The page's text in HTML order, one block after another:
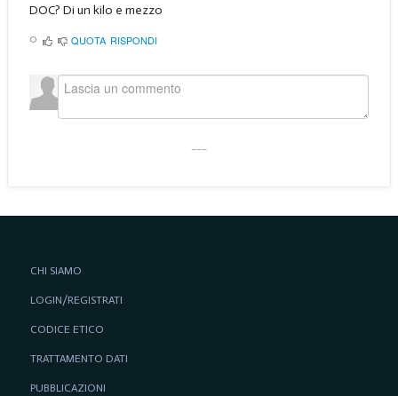
DOC? Di un kilo e mezzo
0
QUOTA RISPONDI
CHI SIAMO
LOGIN/REGISTRATI
CODICE ETICO
TRATTAMENTO DATI
PUBBLICAZIONI